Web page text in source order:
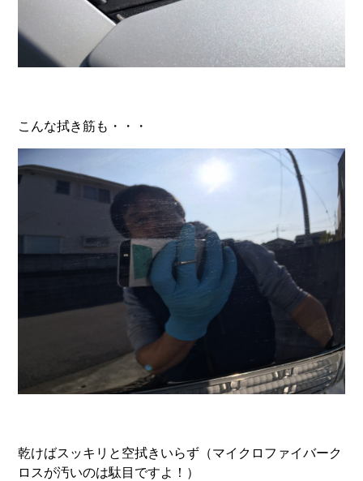
こんな拭き筋も・・・
乾けばスッキリと空拭きいらず（マイクロファイバーク
ロスが汚いのは駄目ですよ！）